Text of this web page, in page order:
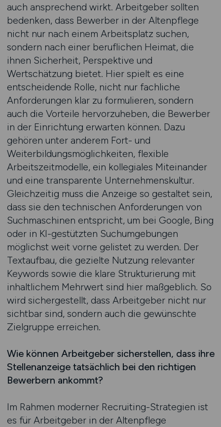
auch ansprechend wirkt. Arbeitgeber sollten
bedenken, dass Bewerber in der Altenpflege
nicht nur nach einem Arbeitsplatz suchen,
sondern nach einer beruflichen Heimat, die
ihnen Sicherheit, Perspektive und
Wertschätzung bietet. Hier spielt es eine
entscheidende Rolle, nicht nur fachliche
Anforderungen klar zu formulieren, sondern
auch die Vorteile hervorzuheben, die Bewerber
in der Einrichtung erwarten können. Dazu
gehören unter anderem Fort- und
Weiterbildungsmöglichkeiten, flexible
Arbeitszeitmodelle, ein kollegiales Miteinander
und eine transparente Unternehmenskultur.
Gleichzeitig muss die Anzeige so gestaltet sein,
dass sie den technischen Anforderungen von
Suchmaschinen entspricht, um bei Google, Bing
oder in KI-gestützten Suchumgebungen
möglichst weit vorne gelistet zu werden. Der
Textaufbau, die gezielte Nutzung relevanter
Keywords sowie die klare Strukturierung mit
inhaltlichem Mehrwert sind hier maßgeblich. So
wird sichergestellt, dass Arbeitgeber nicht nur
sichtbar sind, sondern auch die gewünschte
Zielgruppe erreichen.
Wie können Arbeitgeber sicherstellen, dass ihre
Stellenanzeige tatsächlich bei den richtigen
Bewerbern ankommt?
Im Rahmen moderner Recruiting-Strategien ist
es für Arbeitgeber in der Altenpflege